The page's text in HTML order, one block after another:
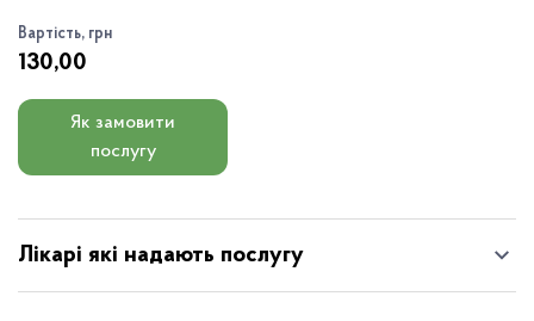
Вартість, грн
130,00
Як замовити
послугу
Лікарі які надають послугу